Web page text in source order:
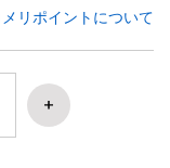
メリポイントについて